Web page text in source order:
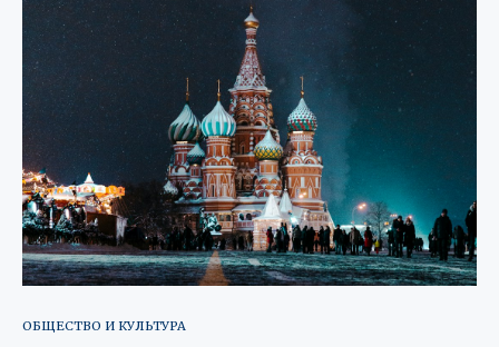
ОБЩЕСТВО И КУЛЬТУРА